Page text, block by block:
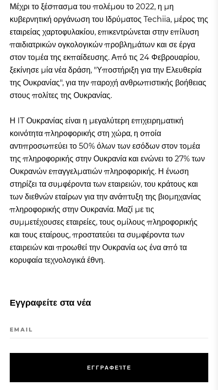
Μέχρι το ξέσπασμα του πολέμου το 2022, η μη
κυβερνητική οργάνωση του Ιδρύματος Techiia, μέρος της
εταιρείας χαρτοφυλακίου, επικεντρώνεται στην επίλυση
παιδιατρικών ογκολογικών προβλημάτων και σε έργα
στον τομέα της εκπαίδευσης. Από τις 24 Φεβρουαρίου,
ξεκίνησε μία νέα δράση, "Υποστήριξη για την Ελευθερία
της Ουκρανίας", για την παροχή ανθρωπιστικής βοήθειας
στους πολίτες της Ουκρανίας.
Η IT Ουκρανίας είναι η μεγαλύτερη επιχειρηματική
κοινότητα πληροφορικής στη χώρα, η οποία
αντιπροσωπεύει το 50% όλων των εσόδων στον τομέα
της πληροφορικής στην Ουκρανία και ενώνει το 27% των
Ουκρανών επαγγελματιών πληροφορικής. Η ένωση
στηρίζει τα συμφέροντα των εταιρειών, του κράτους και
των διεθνών εταίρων για την ανάπτυξη της βιομηχανίας
πληροφορικής στην Ουκρανία. Μαζί με τις
συμμετέχουσες εταιρείες, τους ομίλους πληροφορικής
και τους εταίρους, προστατεύει τα συμφέροντα των
εταιρειών και προωθεί την Ουκρανία ως ένα από τα
κορυφαία τεχνολογικά έθνη.
Εγγραφείτε στα νέα
EMAIL
ΕΓΓΡΑΦΕΊΤΕ